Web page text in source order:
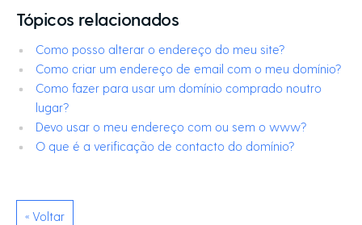
Tópicos relacionados
Como posso alterar o endereço do meu site?
Como criar um endereço de email com o meu domínio?
Como fazer para usar um domínio comprado noutro
lugar?
Devo usar o meu endereço com ou sem o www?
O que é a verificação de contacto do domínio?
« Voltar